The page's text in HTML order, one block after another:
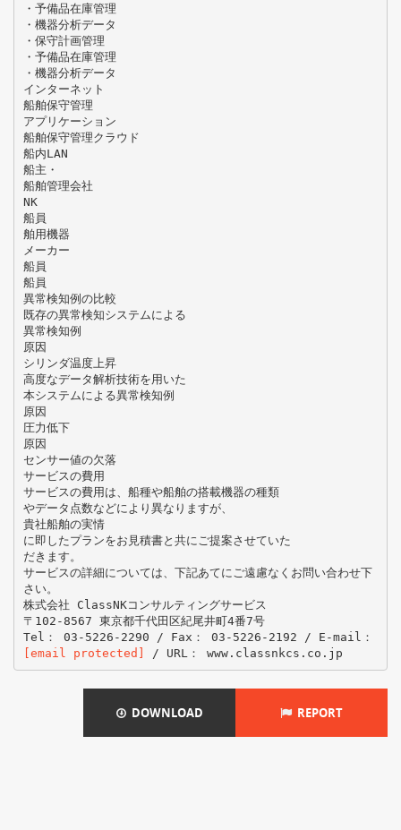
・予備品在庫管理
・機器分析データ
・保守計画管理
・予備品在庫管理
・機器分析データ
インターネット
船舶保守管理
アプリケーション
船舶保守管理クラウド
船内LAN
船主・
船舶管理会社
NK
船員
舶用機器
メーカー
船員
船員
異常検知例の比較
既存の異常検知システムによる
異常検知例
原因
シリンダ温度上昇
高度なデータ解析技術を用いた
本システムによる異常検知例
原因
圧力低下
原因
センサー値の欠落
サービスの費用
サービスの費用は、船種や船舶の搭載機器の種類
やデータ点数などにより異なりますが、
貴社船舶の実情
に即したプランをお見積書と共にご提案させていた
だきます。
サービスの詳細については、下記あてにご遠慮なくお問い合わせ下
さい。
株式会社 ClassNKコンサルティングサービス
〒102-8567 東京都千代田区紀尾井町4番7号
Tel： 03-5226-2290 / Fax： 03-5226-2192 / E-mail：
[email protected]
DOWNLOAD REPORT